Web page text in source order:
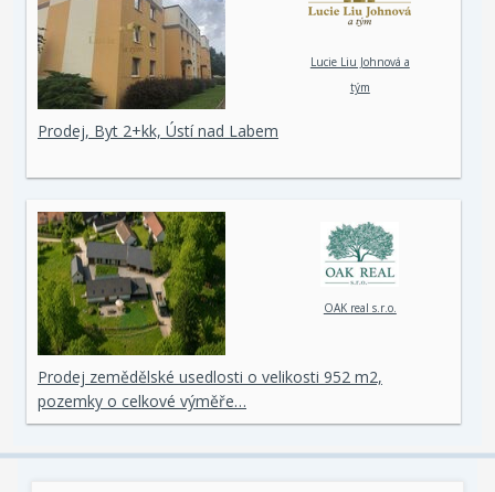
Lucie Liu Johnová a
tým
Prodej, Byt 2+kk, Ústí nad Labem
OAK real s.r.o.
Prodej zemědělské usedlosti o velikosti 952 m2,
pozemky o celkové výměře…